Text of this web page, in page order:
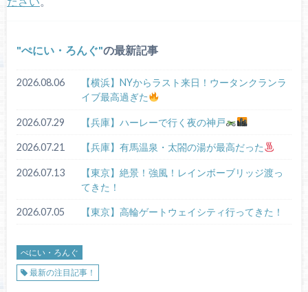
ぺにい・ろんぐ の最新記事
2026.08.06
【横浜】NYからラスト来日！ウータンクランラ
イブ最高過ぎた
2026.07.29 【兵庫】ハーレーで行く夜の神戸
2026.07.21 【兵庫】有馬温泉・太閤の湯が最高だった
2026.07.13
【東京】絶景！強風！レインボーブリッジ渡っ
てきた！
2026.07.05 【東京】高輪ゲートウェイシティ行ってきた！
ぺにい・ろんぐ
最新の注目記事！